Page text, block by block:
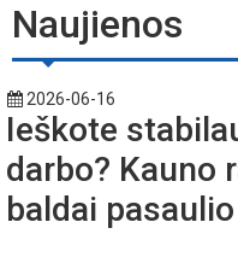
Naujienos
2026-06-16
Ieškote
darbo? Kauno
baldai